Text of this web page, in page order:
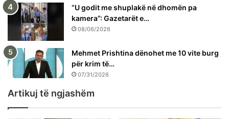
“U godit me shuplakë në dhomën pa
kamera”: Gazetarët e…
08/06/2026
Mehmet Prishtina dënohet me 10 vite burg
për krim të…
07/31/2026
Artikuj të ngjashëm